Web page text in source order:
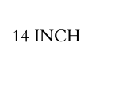
14 INCH